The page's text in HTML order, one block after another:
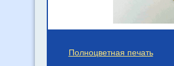
Полноцветная печать